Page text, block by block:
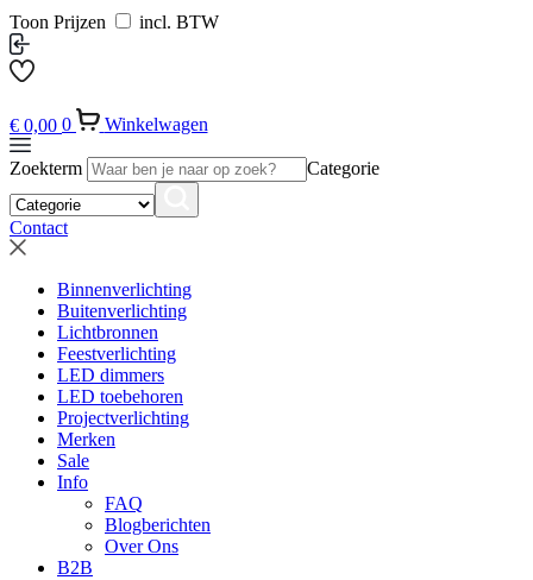
Toon Prijzen incl. BTW
€ 0,00 0 Winkelwagen
Zoekterm Categorie
Contact
Binnenverlichting
Buitenverlichting
Lichtbronnen
Feestverlichting
LED dimmers
LED toebehoren
Projectverlichting
Merken
Sale
Info
FAQ
Blogberichten
Over Ons
B2B